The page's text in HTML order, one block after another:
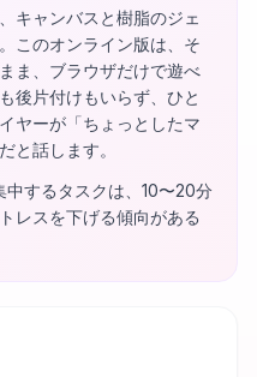
キャンバスと樹脂のジェ
このオンライン版は、そ
ま、ブラウザだけで遊べ
後片付けもいらず、ひと
ヤーが「ちょっとしたマ
と話します。
するタスクは、10〜20分
レスを下げる傾向がある